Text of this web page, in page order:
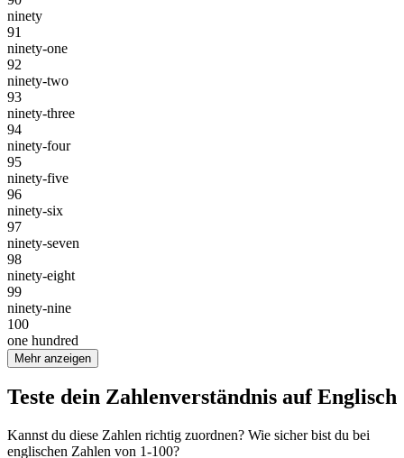
ninety
91
ninety-one
92
ninety-two
93
ninety-three
94
ninety-four
95
ninety-five
96
ninety-six
97
ninety-seven
98
ninety-eight
99
ninety-nine
100
one hundred
Mehr anzeigen
Teste dein Zahlenverständnis auf Englisch
Kannst du diese Zahlen richtig zuordnen? Wie sicher bist du bei
englischen Zahlen von 1-100?